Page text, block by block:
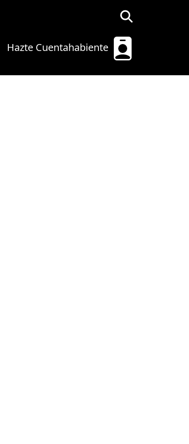
Hazte Cuentahabiente